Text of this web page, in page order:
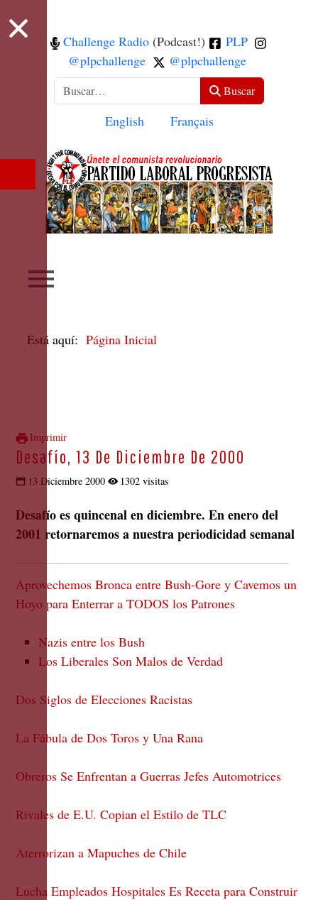
Challenge Radio (Podcast!)
PLP
@plpchallenge
@plpchallenge
Buscar Buscar
Seleccione su idioma
English Français
Está aquí:Página Inicial
Imprimir
Desafío, 13 De Diciembre De 2000
13 Diciembre 2000 1302 visitas
Desafío es quincenal en diciembre. En enero del
2001 retornaremos a nuestra periodicidad semanal
Aprovechemos Bronca entre Bush-Gore y Cavemos un
Hoyo para Enterrar a TODOS los Patrones
Nazis entre los Bush
Los Liberales Son Malos de Verdad
Dos Siglos de Elecciones Racistas
La Fábula de Dos Toros y Una Rana
Obreros Se Enfrentan a Guerras Jefes Automotrices
Rivales de E.U. Copian el Estilo de TLC
Aterrorizan a Mapuches de Chile
Lucha Empleados Hospitales Es Receta para Construir